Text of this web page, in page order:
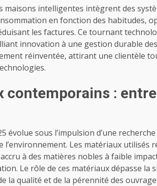
maisons intelligentes intègrent des
en fonction des habitudes,
les factures. Ce tournant
innovation à une gestion durable
réinventée, attirant une clientèle
contemporains :
évolue sous l’impulsion d’une
Les matériaux utilisés
à des matières nobles à faible
Le rôle de ces matériaux dépasse la
la qualité et de la pérennité des